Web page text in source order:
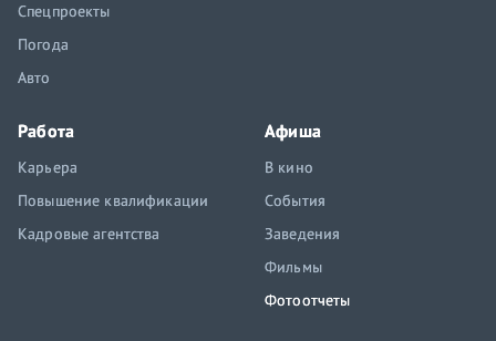
Спецпроекты
Погода
Авто
Работа
Карьера
Повышение квалификации
Кадровые агентства
Афиша
В кино
События
Заведения
Фильмы
Фотоотчеты